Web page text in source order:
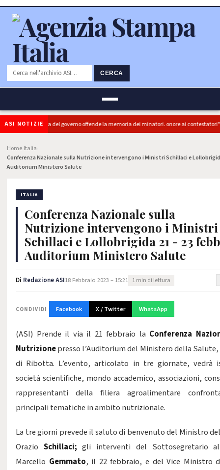
CERCA
ASI NOTIZIE
"L'Ipocrisia del governo offende la memoria dei minatori. onore ai contestatori"
Home Italia
Conferenza Nazionale sulla Nutrizione intervengono i Ministri Schillaci e
Auditorium Ministero Salute
ITALIA
Conferenza Nazionale sulla
Nutrizione intervengono i Ministri
Schillaci e Lollobrigida 21 - 23
Auditorium Ministero Salute
Di Redazione ASI18 Febbraio 2023 – 15:21 1 min di lettura
CONDIVIDI Facebook X / Twitter WhatsApp
(ASI) Prende il via il 21 febbraio la Conferenza
Nutrizionepresso l’Auditorium del Ministero della Salute,
di Ribotta. L’evento, articolato in tre giornate, vedrà
società scientifiche, mondo accademico, associazioni,
rappresentanti della filiera agroalimentare
principali tematiche in ambito nutrizionale.
La tre giorni prevede il saluto di benvenuto del Ministro
Orazio Schillaci; gli interventi del Sottosegretario
Marcello Gemmato, il 22 febbraio, e del Vice Ministro